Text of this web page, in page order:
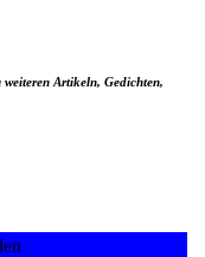
weiteren Artikeln, Gedichten,